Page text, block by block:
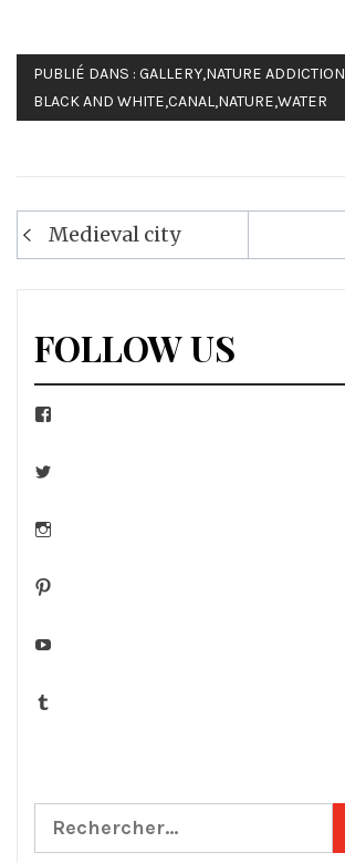
PUBLIÉ DANS : GALLERY,NATURE ADDICTION
BLACK AND WHITE,CANAL,NATURE,WATER
Navigation
de
Medieval city
FOLLOW US
Facebook
Twitter
Instagram
Pinterest
YouTube
Tumblr
Rechercher :